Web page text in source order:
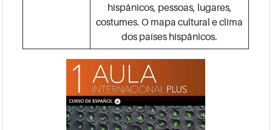
hispânicos, pessoas, lugares,
costumes. O mapa cultural e clima
dos países hispânicos.